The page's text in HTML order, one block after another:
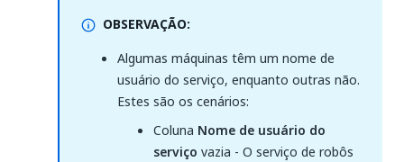
OBSERVAÇÃO:
Algumas máquinas têm um nome de
usuário do serviço, enquanto outras não.
Estes são os cenários:
Coluna Nome de usuário do
serviço vazia - O serviço de robôs